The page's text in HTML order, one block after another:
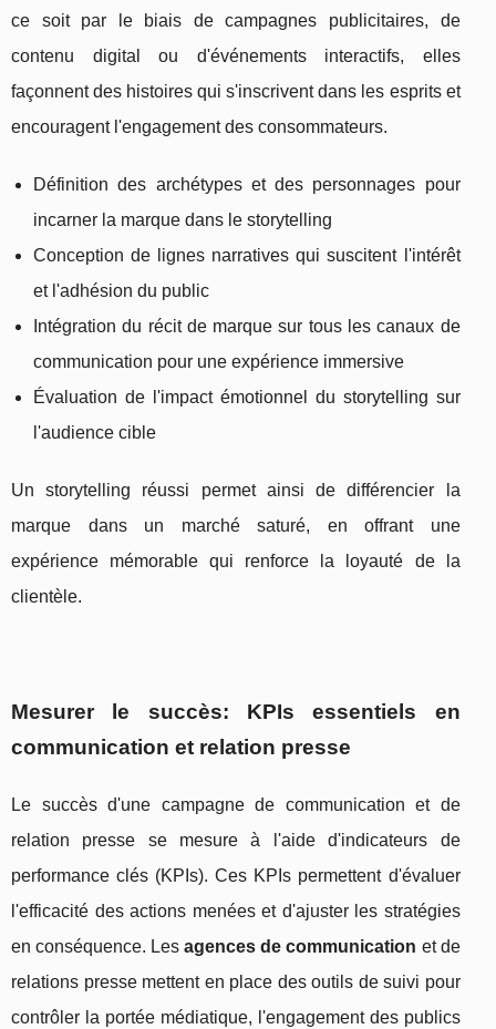
ce soit par le biais de campagnes publicitaires, de
contenu digital ou d'événements interactifs, elles
façonnent des histoires qui s'inscrivent dans les esprits et
encouragent l'engagement des consommateurs.
Définition des archétypes et des personnages pour
incarner la marque dans le storytelling
Conception de lignes narratives qui suscitent l'intérêt
et l'adhésion du public
Intégration du récit de marque sur tous les canaux de
communication pour une expérience immersive
Évaluation de l'impact émotionnel du storytelling sur
l'audience cible
Un storytelling réussi permet ainsi de différencier la
marque dans un marché saturé, en offrant une
expérience mémorable qui renforce la loyauté de la
clientèle.
Mesurer le succès: KPIs essentiels en
communication et relation presse
Le succès d'une campagne de communication et de
relation presse se mesure à l'aide d'indicateurs de
performance clés (KPIs). Ces KPIs permettent d'évaluer
l'efficacité des actions menées et d'ajuster les stratégies
en conséquence. Lesagences de communication et de
relations presse mettent en place des outils de suivi pour
contrôler la portée médiatique, l'engagement des publics